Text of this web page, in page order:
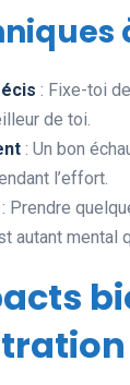
: Fixe-toi
de toi.
: Un bon
l’effort.
: Prendre
autant mental